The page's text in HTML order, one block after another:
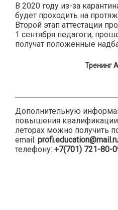
В 2020 году из-за
будет проходить на
Второй этап аттестации
1 сентября педагоги,
получат положенные
Тренинг
Дополнительную
повышения
леторах можно получить
email:
телефону: +7(701) 721-80-